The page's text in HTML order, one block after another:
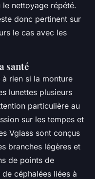
le nettoyage répété.
donc pertinent sur
le cas avec les
santé
rien si la monture
lunettes plusieurs
particulière au
sur les tempes et
Vglass sont conçus
branches légères et
de points de
céphalées liées à